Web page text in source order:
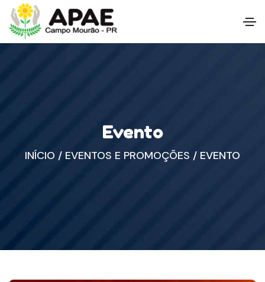
Evento
INÍCIO / EVENTOS E PROMOÇÕES / EVENTO